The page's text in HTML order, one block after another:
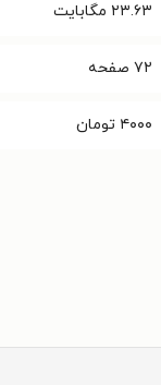
۲۳.۶۳ مگابایت
۷۲ صفحه
۴۰۰۰ تومان